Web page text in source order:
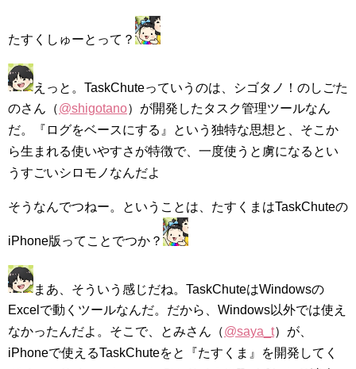
たすくしゅーとって？
えっと。TaskChuteっていうのは、シゴタノ！のしごた
のさん（@shigotano）が開発したタスク管理ツールなん
だ。『ログをベースにする』という独特な思想と、そこか
ら生まれる使いやすさが特徴で、一度使うと虜になるとい
うすごいシロモノなんだよ
そうなんでつねー。ということは、たすくまはTaskChuteの
iPhone版ってことでつか？
まあ、そういう感じだね。TaskChuteはWindowsの
Excelで動くツールなんだ。だから、Windows以外では使え
なかったんだよ。そこで、とみさん（@saya_t）が、
iPhoneで使えるTaskChuteをと『たすくま』を開発してく